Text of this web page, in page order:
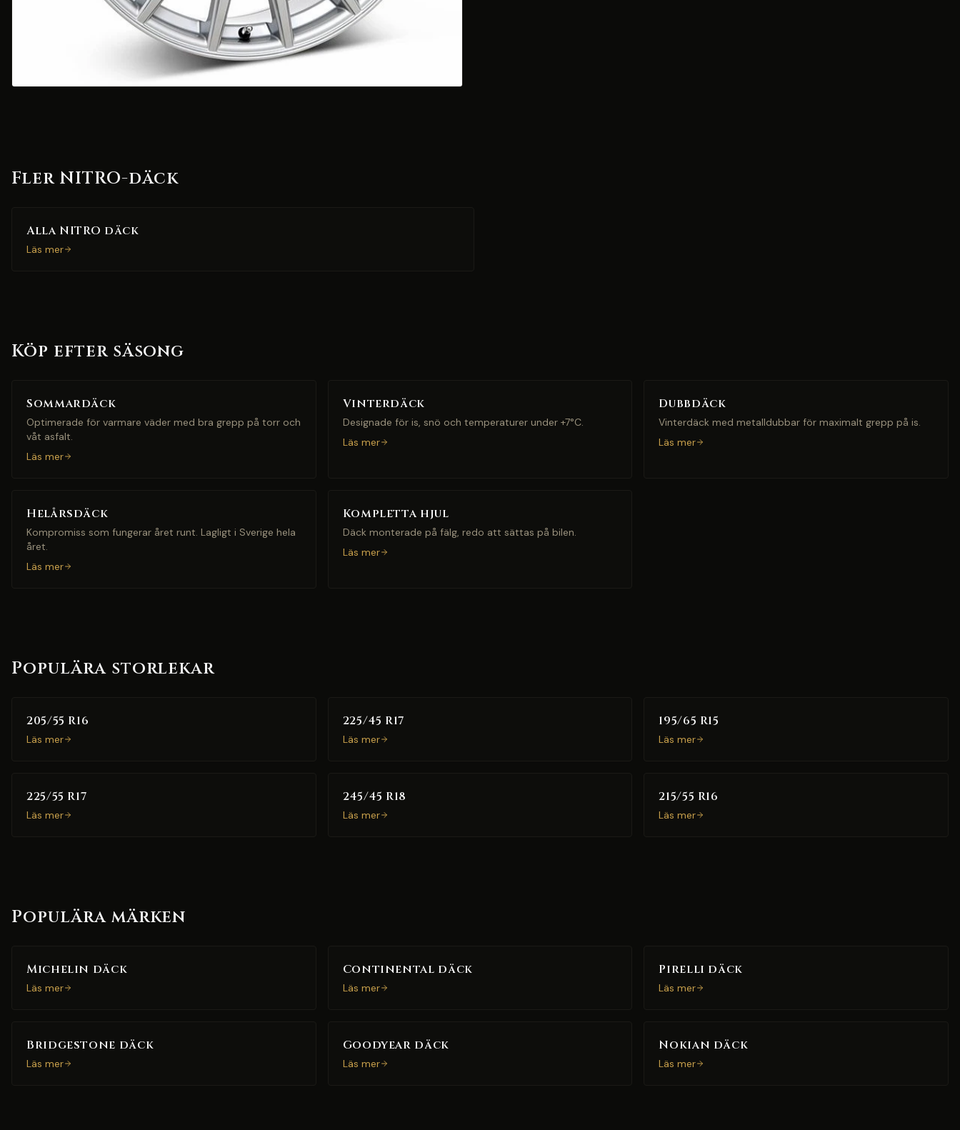
Fler NITRO-däck
Alla NITRO däck
Läs mer
Köp efter säsong
Sommardäck
Optimerade för varmare väder med bra grepp på torr och
våt asfalt.
Läs mer
Vinterdäck
Designade för is, snö och temperaturer under +7°C.
Läs mer
Dubbdäck
Vinterdäck med metalldubbar för maximalt grepp på is.
Läs mer
Helårsdäck
Kompromiss som fungerar året runt. Lagligt i Sverige hela
året.
Läs mer
Kompletta hjul
Däck monterade på fälg, redo att sättas på bilen.
Läs mer
Populära storlekar
205/55 R16
Läs mer
225/45 R17
Läs mer
195/65 R15
Läs mer
225/55 R17
Läs mer
245/45 R18
Läs mer
215/55 R16
Läs mer
Populära märken
Michelin däck
Läs mer
Continental däck
Läs mer
Pirelli däck
Läs mer
Bridgestone däck
Läs mer
Goodyear däck
Läs mer
Nokian däck
Läs mer